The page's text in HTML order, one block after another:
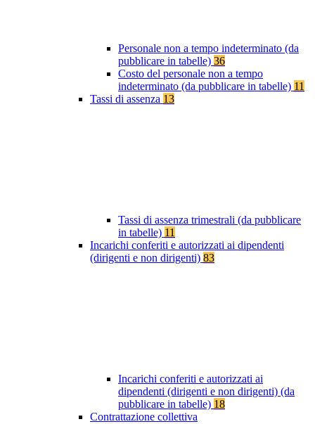
Personale non a tempo indeterminato (da
pubblicare in tabelle) 36
Costo del personale non a tempo
indeterminato (da pubblicare in tabelle) 11
Tassi di assenza 13
Tassi di assenza trimestrali (da pubblicare
in tabelle) 11
Incarichi conferiti e autorizzati ai dipendenti
(dirigenti e non dirigenti) 83
Incarichi conferiti e autorizzati ai
dipendenti (dirigenti e non dirigenti) (da
pubblicare in tabelle) 18
Contrattazione collettiva